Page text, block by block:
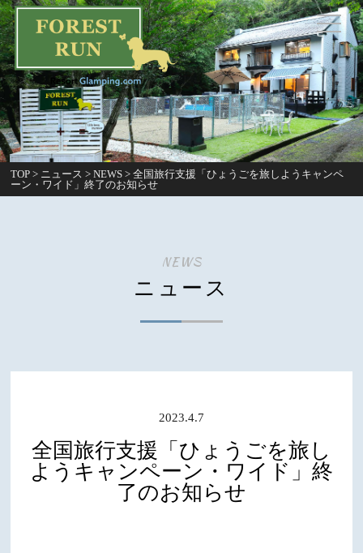
TOP > ニュース >NEWS >全国旅行支援「ひょうごを旅しようキャンペ
ーン・ワイド」終了のお知らせ
NEWS
ニュース
2023.4.7
全国旅行支援「ひょうごを旅し
ようキャンペーン・ワイド」終
了のお知らせ